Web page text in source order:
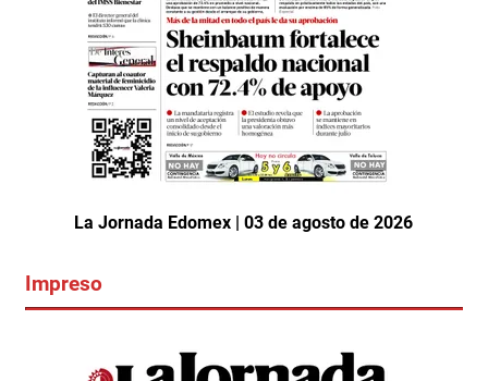
La Jornada Edomex | 03 de agosto de 2026
Impreso